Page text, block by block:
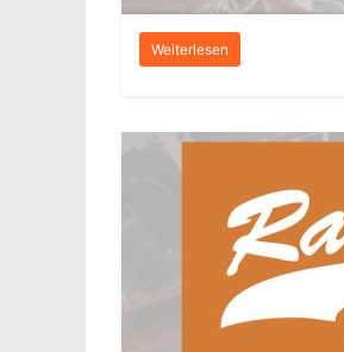
Weiterlesen